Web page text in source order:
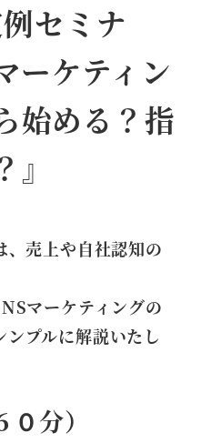
セミナ
ーケティン
始める？指
、売上や自社認知の
マーケティングの
プルに解説いたし
分）